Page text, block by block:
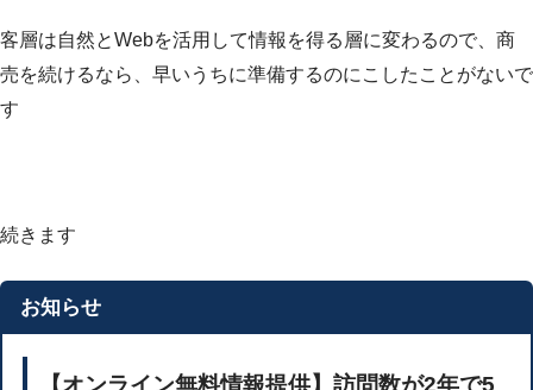
客層は自然とWebを活用して情報を得る層に変わるので、商
売を続けるなら、早いうちに準備するのにこしたことがないで
す
続きます
お知らせ
【オンライン無料情報提供】訪問数が2年で5